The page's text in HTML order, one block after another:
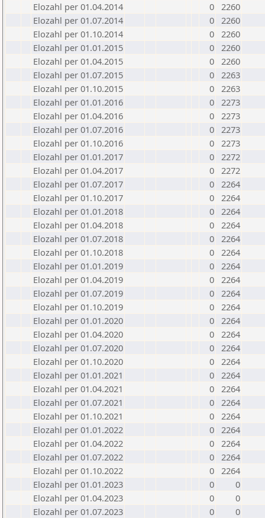
Elozahl per 01.04.2014
0 2260
Elozahl per 01.07.2014
0 2260
Elozahl per 01.10.2014
0 2260
Elozahl per 01.01.2015
0 2260
Elozahl per 01.04.2015
0 2260
Elozahl per 01.07.2015
0 2263
Elozahl per 01.10.2015
0 2263
Elozahl per 01.01.2016
0 2273
Elozahl per 01.04.2016
0 2273
Elozahl per 01.07.2016
0 2273
Elozahl per 01.10.2016
0 2273
Elozahl per 01.01.2017
0 2272
Elozahl per 01.04.2017
0 2272
Elozahl per 01.07.2017
0 2264
Elozahl per 01.10.2017
0 2264
Elozahl per 01.01.2018
0 2264
Elozahl per 01.04.2018
0 2264
Elozahl per 01.07.2018
0 2264
Elozahl per 01.10.2018
0 2264
Elozahl per 01.01.2019
0 2264
Elozahl per 01.04.2019
0 2264
Elozahl per 01.07.2019
0 2264
Elozahl per 01.10.2019
0 2264
Elozahl per 01.01.2020
0 2264
Elozahl per 01.04.2020
0 2264
Elozahl per 01.07.2020
0 2264
Elozahl per 01.10.2020
0 2264
Elozahl per 01.01.2021
0 2264
Elozahl per 01.04.2021
0 2264
Elozahl per 01.07.2021
0 2264
Elozahl per 01.10.2021
0 2264
Elozahl per 01.01.2022
0 2264
Elozahl per 01.04.2022
0 2264
Elozahl per 01.07.2022
0 2264
Elozahl per 01.10.2022
0 2264
Elozahl per 01.01.2023
0
0
Elozahl per 01.04.2023
0
0
Elozahl per 01.07.2023
0
0